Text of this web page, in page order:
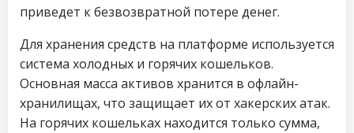
приведет к безвозвратной потере денег.
Для хранения средств на платформе используется
система холодных и горячих кошельков.
Основная масса активов хранится в офлайн-
хранилищах, что защищает их от хакерских атак.
На горячих кошельках находится только сумма,